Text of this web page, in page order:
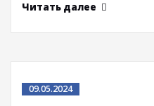
Читать далее
09.05.2024